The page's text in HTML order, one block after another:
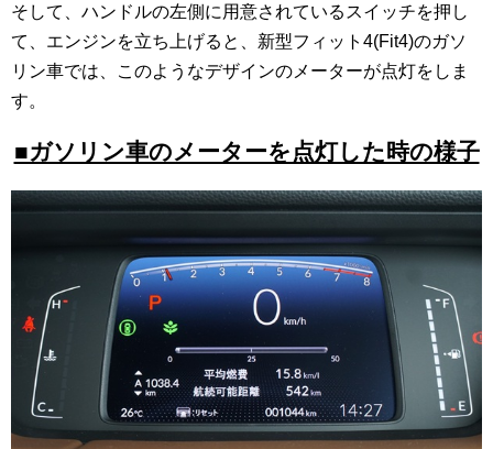
そして、ハンドルの左側に用意されているスイッチを押し
て、エンジンを立ち上げると、新型フィット4(Fit4)のガソ
リン車では、このようなデザインのメーターが点灯をしま
す。
■ガソリン車のメーターを点灯した時の様子